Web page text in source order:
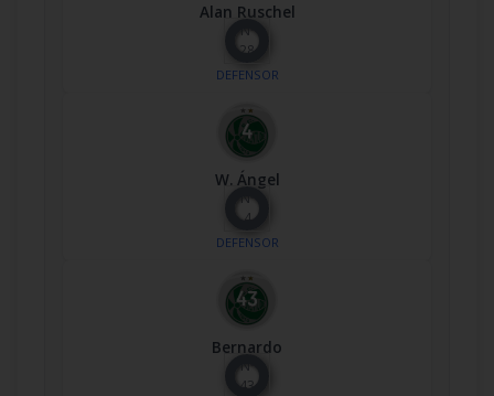
Alan Ruschel
Nº
28
DEFENSOR
W. Ángel
Nº
4
DEFENSOR
Bernardo
Nº
43